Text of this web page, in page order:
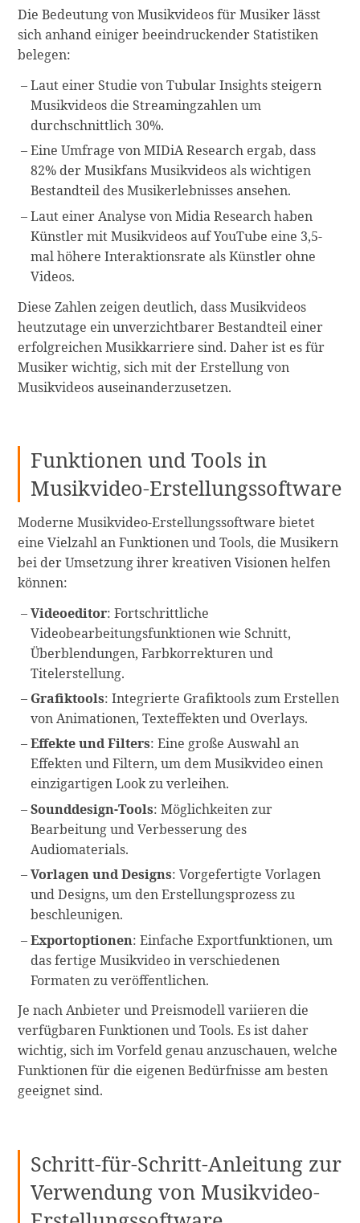
Die Bedeutung von Musikvideos für Musiker lässt
sich anhand einiger beeindruckender Statistiken
belegen:
Laut einer Studie von Tubular Insights steigern
Musikvideos die Streamingzahlen um
durchschnittlich 30%.
Eine Umfrage von MIDiA Research ergab, dass
82% der Musikfans Musikvideos als wichtigen
Bestandteil des Musikerlebnisses ansehen.
Laut einer Analyse von Midia Research haben
Künstler mit Musikvideos auf YouTube eine 3,5-
mal höhere Interaktionsrate als Künstler ohne
Videos.
Diese Zahlen zeigen deutlich, dass Musikvideos
heutzutage ein unverzichtbarer Bestandteil einer
erfolgreichen Musikkarriere sind. Daher ist es für
Musiker wichtig, sich mit der Erstellung von
Musikvideos auseinanderzusetzen.
Funktionen und Tools in
Musikvideo-Erstellungssoftware
Moderne Musikvideo-Erstellungssoftware bietet
eine Vielzahl an Funktionen und Tools, die Musikern
bei der Umsetzung ihrer kreativen Visionen helfen
können:
Videoeditor: Fortschrittliche
Videobearbeitungsfunktionen wie Schnitt,
Überblendungen, Farbkorrekturen und
Titelerstellung.
Grafiktools: Integrierte Grafiktools zum Erstellen
von Animationen, Texteffekten und Overlays.
Effekte und Filters: Eine große Auswahl an
Effekten und Filtern, um dem Musikvideo einen
einzigartigen Look zu verleihen.
Sounddesign-Tools: Möglichkeiten zur
Bearbeitung und Verbesserung des
Audiomaterials.
Vorlagen und Designs: Vorgefertigte Vorlagen
und Designs, um den Erstellungsprozess zu
beschleunigen.
Exportoptionen: Einfache Exportfunktionen, um
das fertige Musikvideo in verschiedenen
Formaten zu veröffentlichen.
Je nach Anbieter und Preismodell variieren die
verfügbaren Funktionen und Tools. Es ist daher
wichtig, sich im Vorfeld genau anzuschauen, welche
Funktionen für die eigenen Bedürfnisse am besten
geeignet sind.
Schritt-für-Schritt-Anleitung zur
Verwendung von Musikvideo-